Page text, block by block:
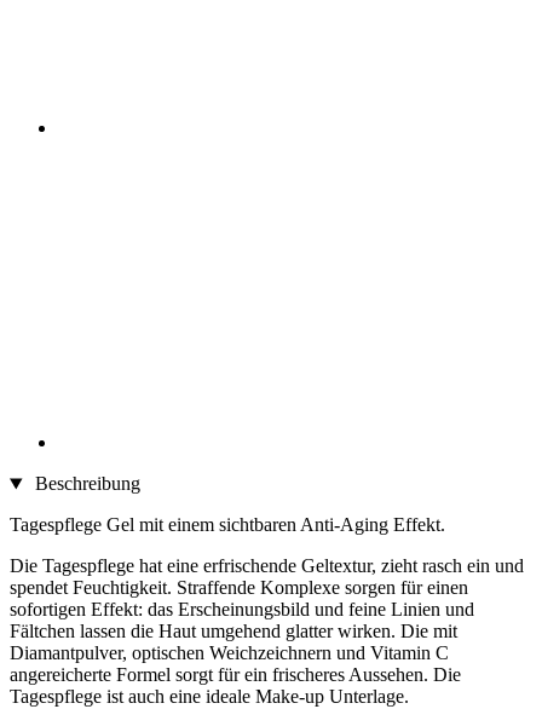
Beschreibung
Tagespflege Gel mit einem sichtbaren Anti-Aging Effekt.
Die Tagespflege hat eine erfrischende Geltextur, zieht rasch ein und
spendet Feuchtigkeit. Straffende Komplexe sorgen für einen
sofortigen Effekt: das Erscheinungsbild und feine Linien und
Fältchen lassen die Haut umgehend glatter wirken. Die mit
Diamantpulver, optischen Weichzeichnern und Vitamin C
angereicherte Formel sorgt für ein frischeres Aussehen. Die
Tagespflege ist auch eine ideale Make-up Unterlage.